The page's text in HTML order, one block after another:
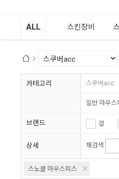
ALL 스킨장비
카테고리 스쿠버acc
일반 마우스
브랜드 걸
상세 재검색
스노클 마우스피스